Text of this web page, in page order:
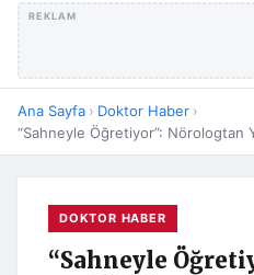
REKLAM
Ana Sayfa › Doktor Haber ›
DOKTOR HABER
“Sahneyle